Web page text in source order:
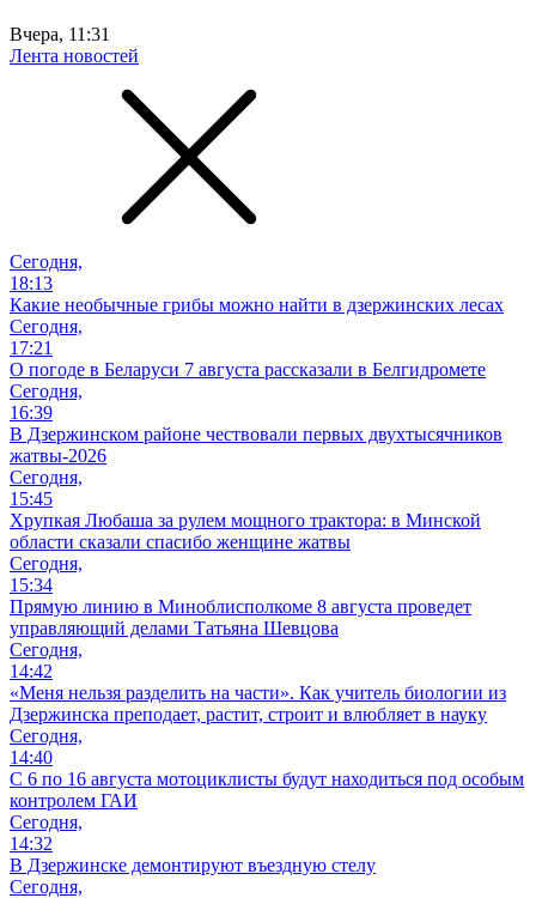
Вчера, 11:31
Лента новостей
Сегодня,
18:13
Какие необычные грибы можно найти в дзержинских лесах
Сегодня,
17:21
О погоде в Беларуси 7 августа рассказали в Белгидромете
Сегодня,
16:39
В Дзержинском районе чествовали первых двухтысячников
жатвы-2026
Сегодня,
15:45
Хрупкая Любаша за рулем мощного трактора: в Минской
области сказали спасибо женщине жатвы
Сегодня,
15:34
Прямую линию в Миноблисполкоме 8 августа проведет
управляющий делами Татьяна Шевцова
Сегодня,
14:42
«Меня нельзя разделить на части». Как учитель биологии из
Дзержинска преподает, растит, строит и влюбляет в науку
Сегодня,
14:40
С 6 по 16 августа мотоциклисты будут находиться под особым
контролем ГАИ
Сегодня,
14:32
В Дзержинске демонтируют въездную стелу
Сегодня,